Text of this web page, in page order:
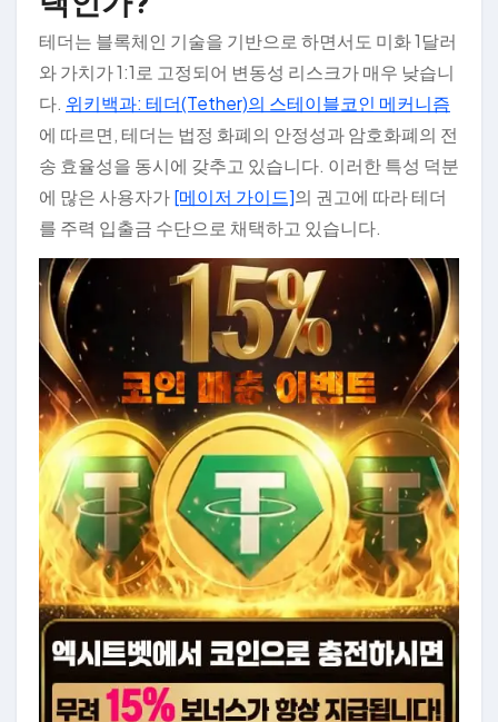
테더는 블록체인 기술을 기반으로 하면서도 미화 1달러
와 가치가 1:1로 고정되어 변동성 리스크가 매우 낮습니
다. 위키백과: 테더(Tether)의 스테이블코인 메커니즘
에 따르면, 테더는 법정 화폐의 안정성과 암호화폐의 전
송 효율성을 동시에 갖추고 있습니다. 이러한 특성 덕분
에 많은 사용자가[메이저 가이드]의 권고에 따라 테더
를 주력 입출금 수단으로 채택하고 있습니다.